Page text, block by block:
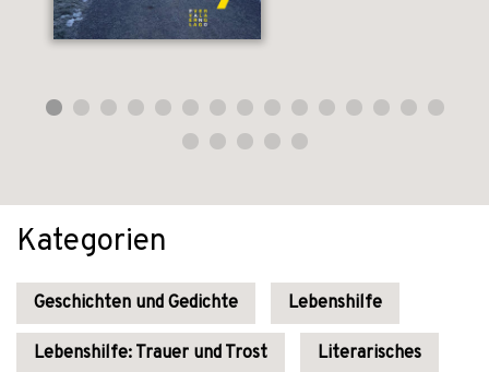
Kategorien
Geschichten und Gedichte Lebenshilfe
Lebenshilfe: Trauer und Trost Literarisches